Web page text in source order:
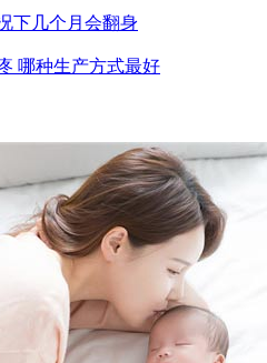
下几个月会翻身
哪种生产方式最好